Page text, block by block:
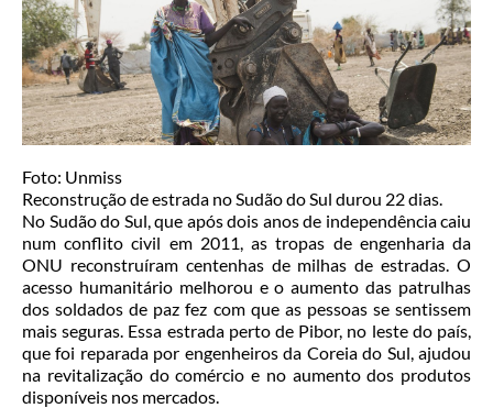
Foto: Unmiss
Reconstrução de estrada no Sudão do Sul durou 22 dias.
No Sudão do Sul, que após dois anos de independência caiu
num conflito civil em 2011, as tropas de engenharia da
ONU reconstruíram centenhas de milhas de estradas. O
acesso humanitário melhorou e o aumento das patrulhas
dos soldados de paz fez com que as pessoas se sentissem
mais seguras. Essa estrada perto de Pibor, no leste do país,
que foi reparada por engenheiros da Coreia do Sul, ajudou
na revitalização do comércio e no aumento dos produtos
disponíveis nos mercados.